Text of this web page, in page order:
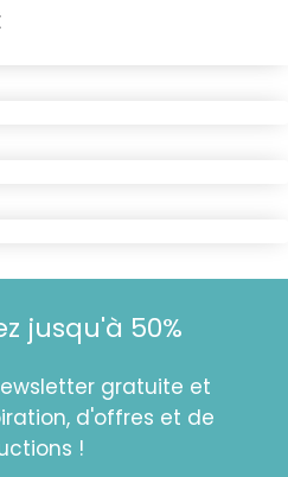
jusqu'à 50%
gratuite et
d'offres et de
!